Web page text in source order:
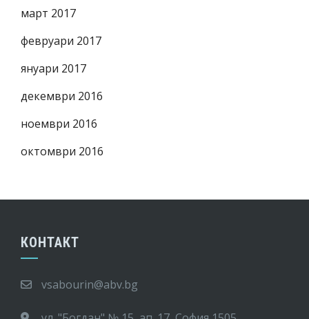
март 2017
февруари 2017
януари 2017
декември 2016
ноември 2016
октомври 2016
КОНТАКТ
vsabourin@abv.bg